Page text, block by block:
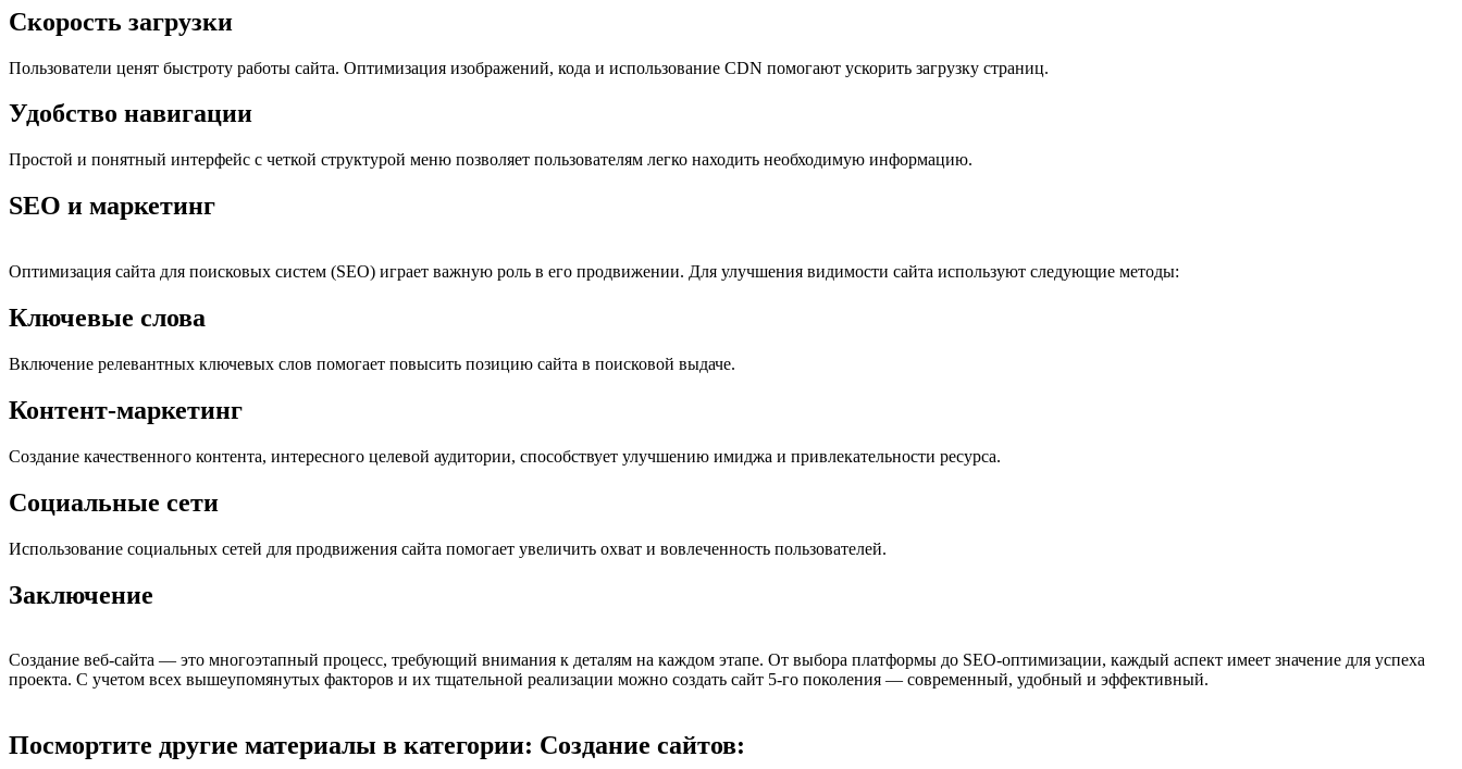
Скорость загрузки
Пользователи ценят быстроту работы сайта. Оптимизация изображений, кода и использование CDN помогают ускорить загрузку страниц.
Удобство навигации
Простой и понятный интерфейс с четкой структурой меню позволяет пользователям легко находить необходимую информацию.
SEO и маркетинг
Оптимизация сайта для поисковых систем (SEO) играет важную роль в его продвижении. Для улучшения видимости сайта используют следующие методы:
Ключевые слова
Включение релевантных ключевых слов помогает повысить позицию сайта в поисковой выдаче.
Контент-маркетинг
Создание качественного контента, интересного целевой аудитории, способствует улучшению имиджа и привлекательности ресурса.
Социальные сети
Использование социальных сетей для продвижения сайта помогает увеличить охват и вовлеченность пользователей.
Заключение
Создание веб-сайта — это многоэтапный процесс, требующий внимания к деталям на каждом этапе. От выбора платформы до SEO-оптимизации, каждый аспект имеет значение для успеха
проекта. С учетом всех вышеупомянутых факторов и их тщательной реализации можно создать сайт 5-го поколения — современный, удобный и эффективный.
Посмортите другие материалы в категории: Создание сайтов: